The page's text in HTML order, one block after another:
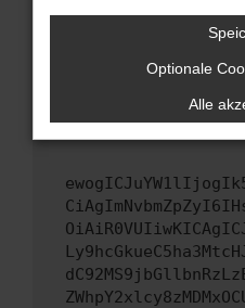
Wende dich an den
Wenn du alle oben
hast, kontaktiere uns
versuchen, das
uns diesen Text
Optionale
Alle